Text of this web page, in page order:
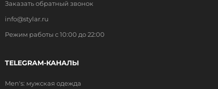
Заказать обратный звонок
info@stylar.ru
Режим работы с 10:00 до 22:00
TELEGRAM-КАНАЛЫ
Men's: мужская одежда